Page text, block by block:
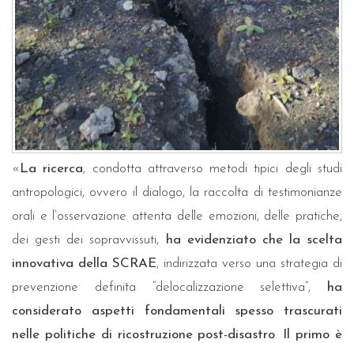
« La ricerca, condotta attraverso metodi tipici degli studi
antropologici, ovvero il dialogo, la raccolta di testimonianze
orali e l’osservazione attenta delle emozioni, delle pratiche,
dei gesti dei sopravvissuti,
ha evidenziato che la scelta
innovativa della SCRAE, indirizzata verso una strategia di
prevenzione definita “delocalizzazione selettiva”,
ha
considerato aspetti fondamentali spesso trascurati
nelle politiche di ricostruzione post-disastro. Il primo è